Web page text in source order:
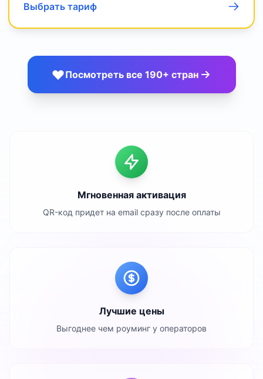
Выбрать тариф
Посмотреть все 190+ стран
Мгновенная активация
QR-код придет на email сразу после оплаты
Лучшие цены
Выгоднее чем роуминг у операторов